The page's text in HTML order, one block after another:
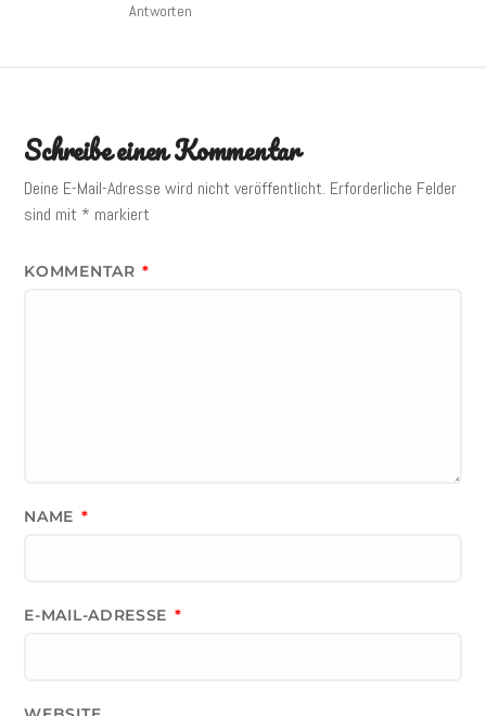
Antworten
Schreibe einen Kommentar
Deine E-Mail-Adresse wird nicht veröffentlicht. Erforderliche Felder
sind mit * markiert
KOMMENTAR *
NAME *
E-MAIL-ADRESSE *